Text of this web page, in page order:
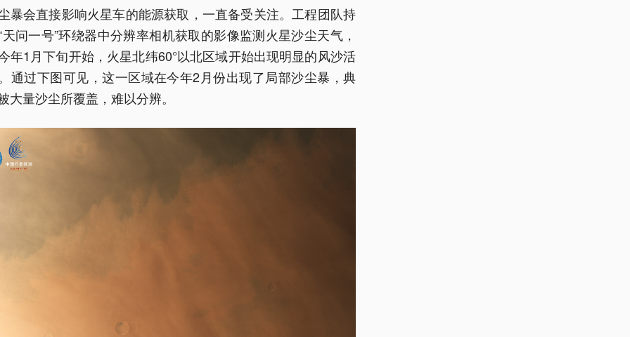
暴会直接影响火星车的能源获取，一直备受关注。工程团队持
问一号”环绕器中分辨率相机获取的影像监测火星沙尘天气，
年1月下旬开始，火星北纬60°以北区域开始出现明显的风沙活
通过下图可见，这一区域在今年2月份出现了局部沙尘暴，典
大量沙尘所覆盖，难以分辨。